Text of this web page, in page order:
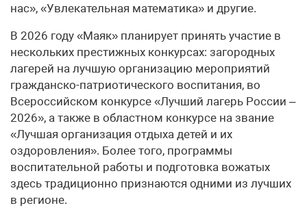
нас», «Увлекательная математика» и другие.
В 2026 году «Маяк» планирует принять участие в
нескольких престижных конкурсах: загородных
лагерей на лучшую организацию мероприятий
гражданско-патриотического воспитания, во
Всероссийском конкурсе «Лучший лагерь России –
2026», а также в областном конкурсе на звание
«Лучшая организация отдыха детей и их
оздоровления». Более того, программы
воспитательной работы и подготовка вожатых
здесь традиционно признаются одними из лучших
в регионе.